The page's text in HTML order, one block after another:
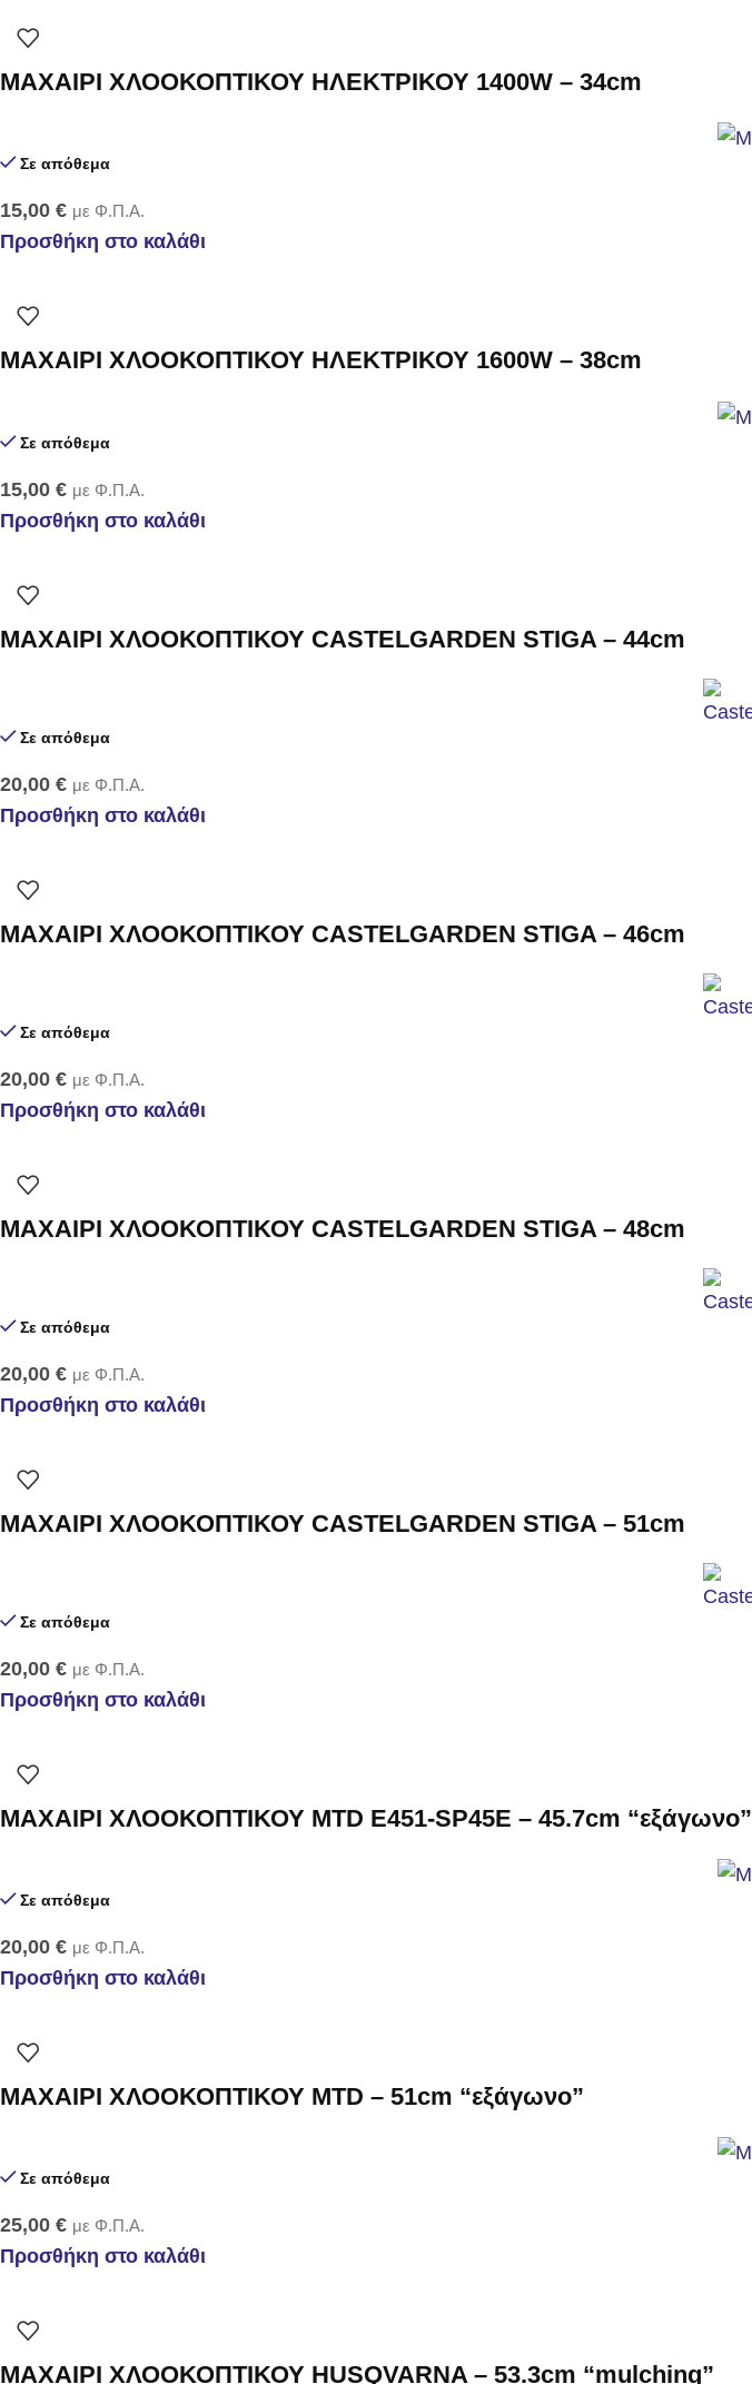
ΜΑΧΑΙΡΙ ΧΛΟΟΚΟΠΤΙΚΟΥ ΗΛΕΚΤΡΙΚΟΥ 1400W – 34cm
Σε απόθεμα
15,00 € με Φ.Π.Α.
Προσθήκη στο καλάθι
ΜΑΧΑΙΡΙ ΧΛΟΟΚΟΠΤΙΚΟΥ ΗΛΕΚΤΡΙΚΟΥ 1600W – 38cm
Σε απόθεμα
15,00 € με Φ.Π.Α.
Προσθήκη στο καλάθι
ΜΑΧΑΙΡΙ ΧΛΟΟΚΟΠΤΙΚΟΥ CASTELGARDEN STIGA – 44cm
Σε απόθεμα
20,00 € με Φ.Π.Α.
Προσθήκη στο καλάθι
ΜΑΧΑΙΡΙ ΧΛΟΟΚΟΠΤΙΚΟΥ CASTELGARDEN STIGA – 46cm
Σε απόθεμα
20,00 € με Φ.Π.Α.
Προσθήκη στο καλάθι
ΜΑΧΑΙΡΙ ΧΛΟΟΚΟΠΤΙΚΟΥ CASTELGARDEN STIGA – 48cm
Σε απόθεμα
20,00 € με Φ.Π.Α.
Προσθήκη στο καλάθι
ΜΑΧΑΙΡΙ ΧΛΟΟΚΟΠΤΙΚΟΥ CASTELGARDEN STIGA – 51cm
Σε απόθεμα
20,00 € με Φ.Π.Α.
Προσθήκη στο καλάθι
ΜΑΧΑΙΡΙ ΧΛΟΟΚΟΠΤΙΚΟΥ MTD E451-SP45E – 45.7cm “εξάγωνο”
Σε απόθεμα
20,00 € με Φ.Π.Α.
Προσθήκη στο καλάθι
ΜΑΧΑΙΡΙ ΧΛΟΟΚΟΠΤΙΚΟΥ MTD – 51cm “εξάγωνο”
Σε απόθεμα
25,00 € με Φ.Π.Α.
Προσθήκη στο καλάθι
ΜΑΧΑΙΡΙ ΧΛΟΟΚΟΠΤΙΚΟΥ HUSQVARNA – 53.3cm “mulching”